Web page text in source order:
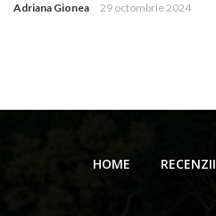
Adriana Gionea 29 octombrie 2024
HOME RECENZII